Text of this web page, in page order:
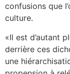
confusions que
culture.
«Il est d’autant
derrière ces
une